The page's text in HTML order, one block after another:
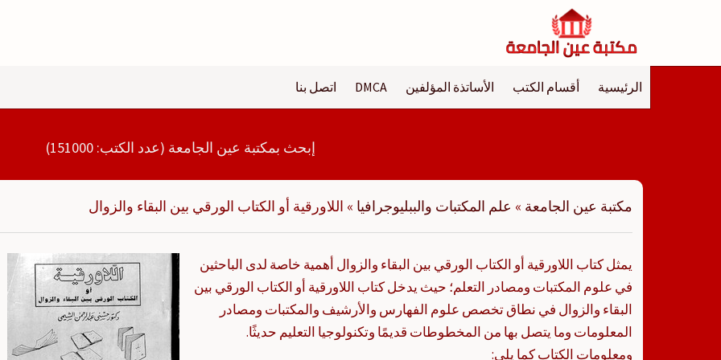
الرئيسية أقسام الكتب الأساتذة المؤلفين DMCA اتصل بنا
إبحث بمكتبة عين الجامعة (عدد الكتب: 151000)
مكتبة عين الجامعة » علم المكتبات والببليوجرافيا » اللاورقية أو الكتاب الورقي بين البقاء والزوال
يمثل كتاب اللاورقية أو الكتاب الورقي بين البقاء والزوال أهمية خاصة لدى الباحثين
في علوم المكتبات ومصادر التعلم؛ حيث يدخل كتاب اللاورقية أو الكتاب الورقي بين
البقاء والزوال في نطاق تخصص علوم الفهارس والأرشيف والمكتبات ومصادر
المعلومات وما يتصل بها من المخطوطات قديمًا وتكنولوجيا التعليم حديثًا.
ومعلومات الكتاب كما يلي: